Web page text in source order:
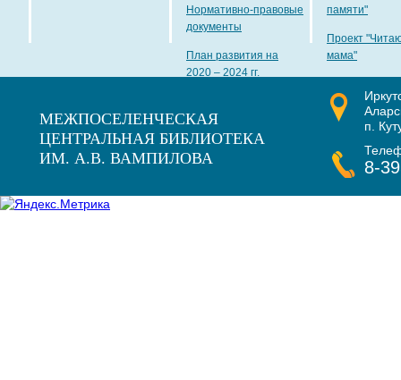
Нормативно-правовые
документы
План развития на
2020 – 2024 гг.
памяти"
Проект
мама"
МЕЖПОСЕЛЕНЧЕСКАЯ
ЦЕНТРАЛЬНАЯ БИБЛИОТЕКА
ИМ. А.В. ВАМПИЛОВА
п.
8-